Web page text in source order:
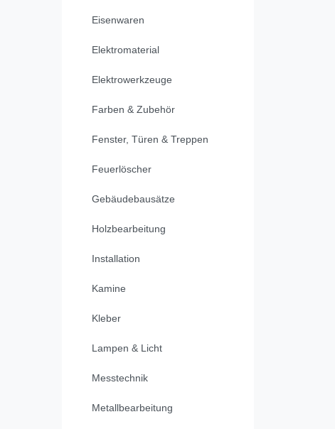
Eisenwaren
Elektromaterial
Elektrowerkzeuge
Farben & Zubehör
Fenster, Türen & Treppen
Feuerlöscher
Gebäudebausätze
Holzbearbeitung
Installation
Kamine
Kleber
Lampen & Licht
Messtechnik
Metallbearbeitung